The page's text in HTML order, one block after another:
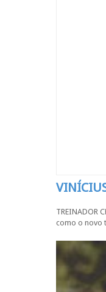
TREINADOR
como o novo